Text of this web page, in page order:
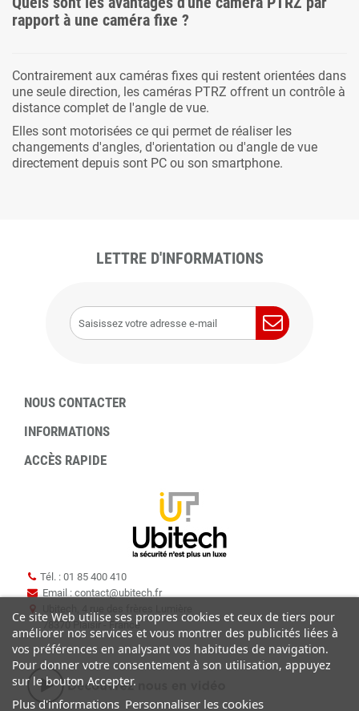
rapport à une caméra fixe ?
Contrairement aux caméras fixes qui restent orientées dans
une seule direction, les caméras PTRZ offrent un contrôle à
distance complet de l'angle de vue.
Elles sont motorisées ce qui permet de réaliser les
changements d'angles, d'orientation ou d'angle de vue
directement depuis sont PC ou son smartphone.
LETTRE D'INFORMATIONS
NOUS CONTACTER
INFORMATIONS
ACCÈS RAPIDE
Tél. : 01 85 400 410
Email : contact@ubitech.fr
78370 Plaisir - France
Ce site Web utilise ses propres cookies et ceux de tiers pour
améliorer nos services et vous montrer des publicités liées à
vos préférences en analysant vos habitudes de navigation.
Pour donner votre consentement à son utilisation, appuyez
sur le bouton Accepter.
Plus d'informations Personnaliser les cookies